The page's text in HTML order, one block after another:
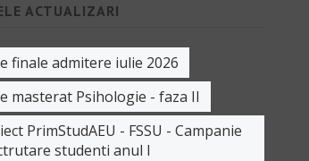
ACTUALIZARI
finale admitere iulie 2026
masterat Psihologie - faza II
PrimStudAEU - FSSU - Campanie
studenti anul I